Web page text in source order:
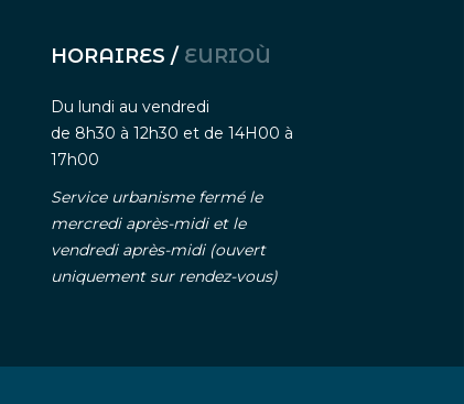
HORAIRES / EURIOÙ
Du lundi au vendredi
de 8h30 à 12h30 et de 14H00 à
17h00
Service urbanisme fermé le
mercredi après-midi et le
vendredi après-midi (ouvert
uniquement sur rendez-vous)